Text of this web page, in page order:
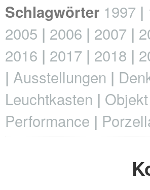
Schlagwörter 1997
2005
2006 2007
2016
2017 2018
Ausstellungen
Leuchtkasten
Objekt
Performance